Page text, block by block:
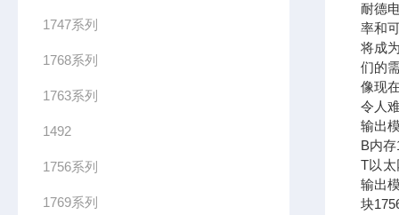
1747系列
1768系列
1763系列
1492
1756系列
1769系列
耐德
率和
将成
们的
像现
令人
输出
B内
T以太
输出
块